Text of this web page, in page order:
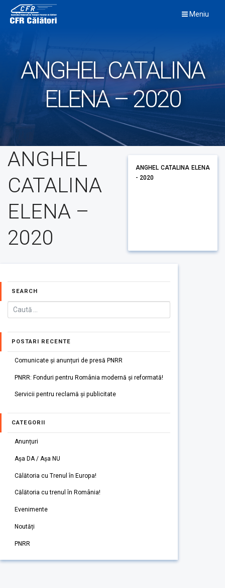
content
Meniu
ANGHEL CATALINA
ELENA – 2020
ANGHEL
CATALINA
ELENA –
2020
ANGHEL CATALINA ELENA
- 2020
SEARCH
POSTARI RECENTE
Comunicate și anunțuri de presă PNRR
PNRR: Fonduri pentru România modernă și reformată!
Servicii pentru reclamă și publicitate
CATEGORII
Anunțuri
Așa DA / Așa NU
Călătoria cu Trenul în Europa!
Călătoria cu trenul în România!
Evenimente
Noutăți
PNRR